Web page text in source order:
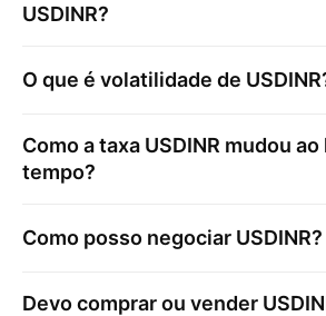
USDINR?
O que é volatilidade de USDINR
Como a taxa USDINR mudou ao
tempo?
Como posso negociar USDINR?
Devo comprar ou vender